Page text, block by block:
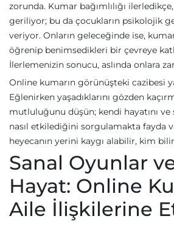
zorunda. Kumar bağımlılığı
geriliyor; bu da çocukların psikolojik
veriyor. Onların geleceğinde ise, kumar
öğrenip benimsedikleri bir çevreye
İlerlemenizin sonucu, aslında onlara
Online kumarın görünüşteki cazibesi
Eğlenirken yaşadıklarını gözden
mutluluğunu düşün; kendi hayatını ve
nasıl etkilediğini sorgulamakta fayda
heyecanın yerini kaygı alabilir, kim
Sanal Oyunlar
Hayat: Online
Aile İlişkilerine